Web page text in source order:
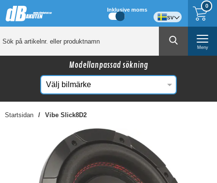
0
Inklusive moms
sv
Meny
Modellanpassad sökning
Startsidan Vibe Slick8D2
Kanske någon av dessa produkter kan intressera
dig?